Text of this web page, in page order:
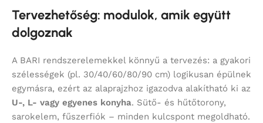
Tervezhetőség: modulok, amik együtt
dolgoznak
A BARI rendszerelemekkel könnyű a tervezés: a gyakori
szélességek (pl. 30/40/60/80/90 cm) logikusan épülnek
egymásra, ezért az alaprajzhoz igazodva alakítható ki az
U-, L- vagy egyenes konyha. Sütő- és hűtőtorony,
sarokelem, fűszerfiók – minden kulcspont megoldható.